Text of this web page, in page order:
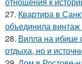
27. Квартира в
объединила винтаж
28. Вилла на ибице
отдыха, но и